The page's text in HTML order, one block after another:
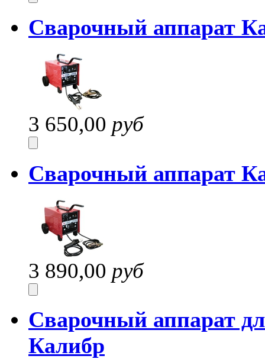
Сварочный аппарат
3 650,00 руб
Сварочный аппарат
3 890,00 руб
Сварочный аппарат
Калибр